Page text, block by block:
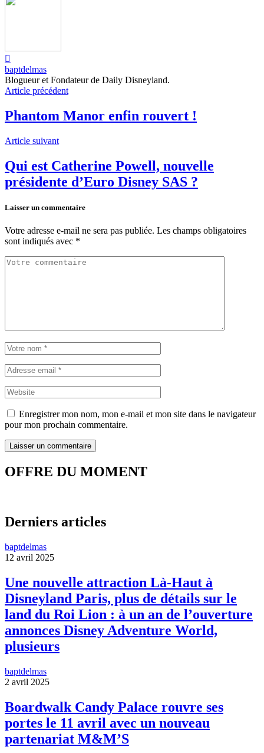
baptdelmas
Blogueur et Fondateur de Daily Disneyland.
Article précédent
Phantom Manor enfin rouvert !
Article suivant
Qui est Catherine Powell, nouvelle
présidente d’Euro Disney SAS ?
Laisser un commentaire
Votre adresse e-mail ne sera pas publiée. Les champs obligatoires
sont indiqués avec *
Enregistrer mon nom, mon e-mail et mon site dans le navigateur
pour mon prochain commentaire.
OFFRE DU MOMENT
Derniers articles
baptdelmas
12 avril 2025
Une nouvelle attraction Là-Haut à
Disneyland Paris, plus de détails sur le
land du Roi Lion : à un an de l’ouverture
annonces Disney Adventure World,
plusieurs
baptdelmas
2 avril 2025
Boardwalk Candy Palace rouvre ses
portes le 11 avril avec un nouveau
partenariat M&M’S